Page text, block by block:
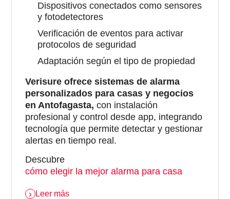
Dispositivos conectados como sensores
y fotodetectores
Verificación de eventos para activar
protocolos de seguridad
Adaptación según el tipo de propiedad
Verisure ofrece sistemas de alarma
personalizados para casas y negocios
en Antofagasta, con instalación
profesional y control desde app, integrando
tecnología que permite detectar y gestionar
alertas en tiempo real.
Descubre
cómo elegir la mejor alarma para casa
Leer más